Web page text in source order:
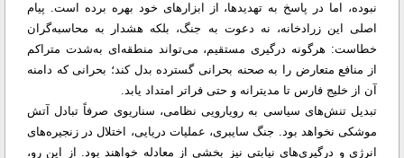
نبوده، اما در پاسخ به تهدیدها، از ابزارهای خود بهره برده است. پیام
اصلی این زرادخانه، نه دعوت به جنگ، بلکه هشدار به محاسبه‌گران
خطاست: هرگونه درگیری مستقیم، می‌تواند منطقه‌ای به‌شدت متراکم
از منافع متعارض را به صحنه بحرانی گسترده بدل کند؛ بحرانی که دامنه
آن از خلیج فارس تا مدیترانه و حتی فراتر امتداد یابد.
تبدیل تنش‌های سیاسی به رویارویی نظامی، سناریوی صرفاً تبادل آتش
موشکی نخواهد بود. جنگ سایبری، عملیات دریایی، اختلال در زنجیره‌های
انرژی و درگیری‌های نیابتی نیز بخشی از معادله خواهند بود. از این رو،